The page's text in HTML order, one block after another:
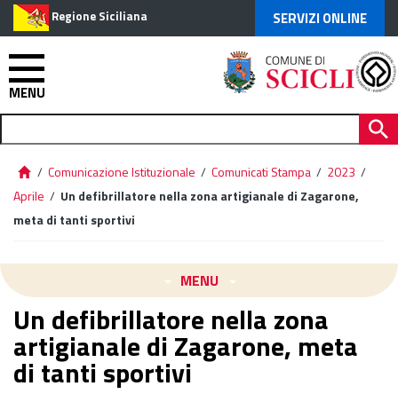
Regione Siciliana SERVIZI ONLINE
MENU
/ Comunicazione Istituzionale / Comunicati Stampa / 2023 /
Aprile / Un defibrillatore nella zona artigianale di Zagarone,
meta di tanti sportivi
MENU
Un defibrillatore nella zona
artigianale di Zagarone, meta
di tanti sportivi